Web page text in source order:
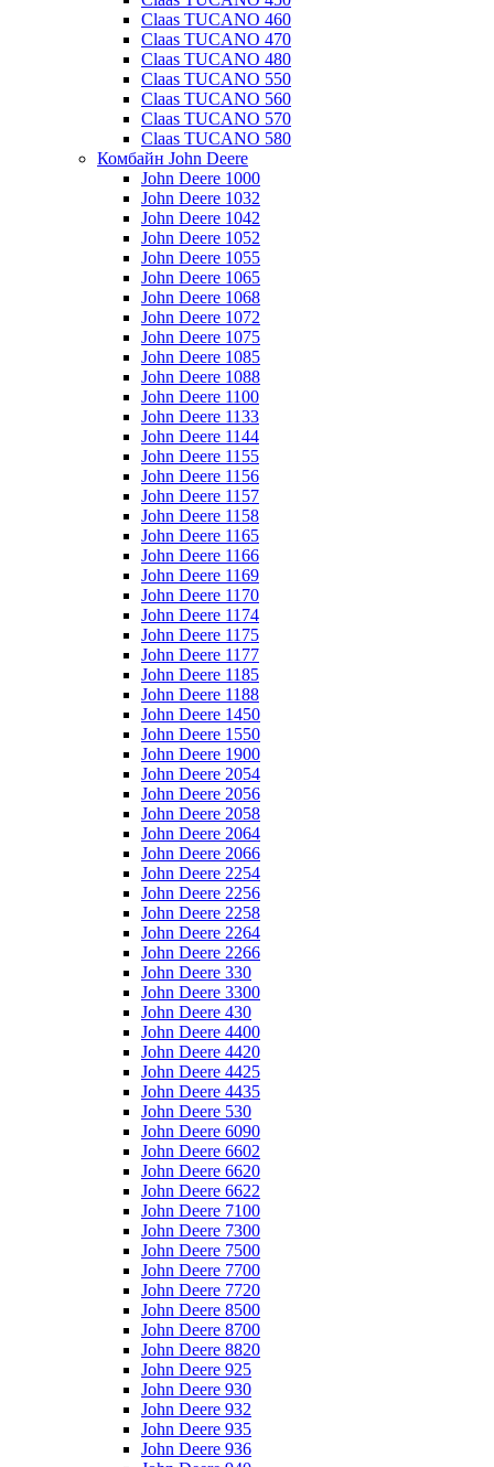
Claas TUCANO 460
Claas TUCANO 470
Claas TUCANO 480
Claas TUCANO 550
Claas TUCANO 560
Claas TUCANO 570
Claas TUCANO 580
Комбайн John Deere
John Deere 1000
John Deere 1032
John Deere 1042
John Deere 1052
John Deere 1055
John Deere 1065
John Deere 1068
John Deere 1072
John Deere 1075
John Deere 1085
John Deere 1088
John Deere 1100
John Deere 1133
John Deere 1144
John Deere 1155
John Deere 1156
John Deere 1157
John Deere 1158
John Deere 1165
John Deere 1166
John Deere 1169
John Deere 1170
John Deere 1174
John Deere 1175
John Deere 1177
John Deere 1185
John Deere 1188
John Deere 1450
John Deere 1550
John Deere 1900
John Deere 2054
John Deere 2056
John Deere 2058
John Deere 2064
John Deere 2066
John Deere 2254
John Deere 2256
John Deere 2258
John Deere 2264
John Deere 2266
John Deere 330
John Deere 3300
John Deere 430
John Deere 4400
John Deere 4420
John Deere 4425
John Deere 4435
John Deere 530
John Deere 6090
John Deere 6602
John Deere 6620
John Deere 6622
John Deere 7100
John Deere 7300
John Deere 7500
John Deere 7700
John Deere 7720
John Deere 8500
John Deere 8700
John Deere 8820
John Deere 925
John Deere 930
John Deere 932
John Deere 935
John Deere 936